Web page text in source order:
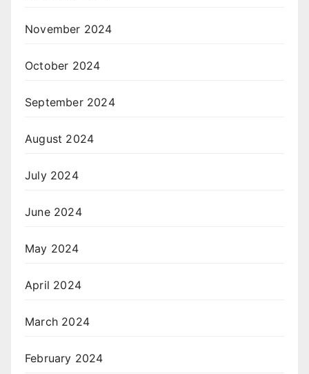
November 2024
October 2024
September 2024
August 2024
July 2024
June 2024
May 2024
April 2024
March 2024
February 2024